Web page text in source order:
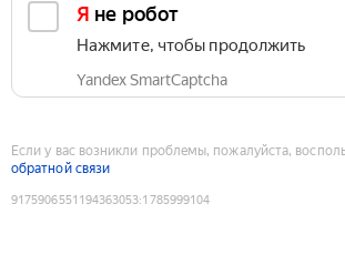
Я не робот
Нажмите, чтобы продолжить
Yandex SmartCaptcha
Если у вас возникли проблемы, пожалуйста,
обратной связи
9175906551194363053:1785999104